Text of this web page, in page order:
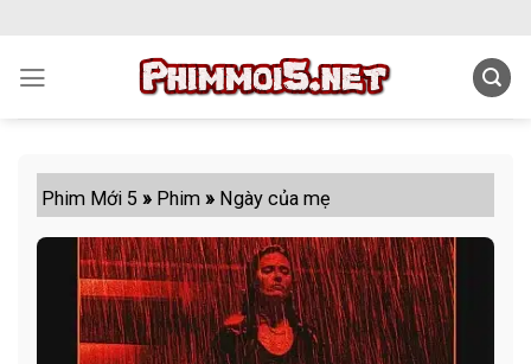
content
Phim Mới 5 » Phim » Ngày của mẹ